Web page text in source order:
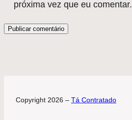
próxima vez que eu comentar.
Copyright 2026 – Tá Contratado